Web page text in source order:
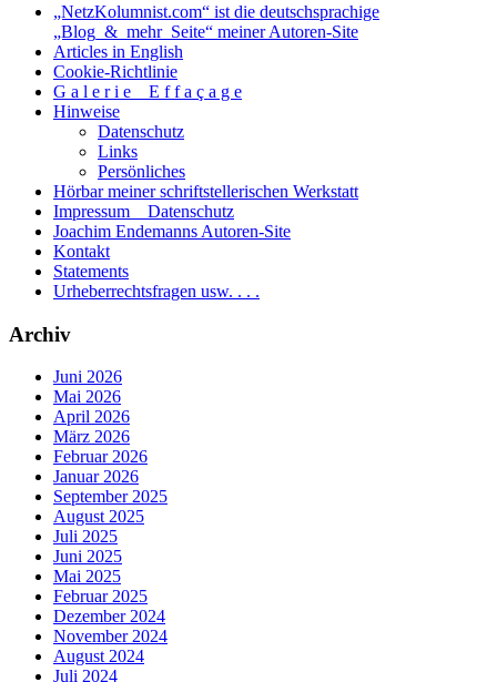
„NetzKolumnist.com“ ist die deutschsprachige
„Blog_&_mehr_Seite“ meiner Autoren-Site
Articles in English
Cookie-Richtlinie
G a l e r i e _ E f f a ç a g e
Hinweise
Datenschutz
Links
Persönliches
Hörbar meiner schriftstellerischen Werkstatt
Impressum _ Datenschutz
Joachim Endemanns Autoren-Site
Kontakt
Statements
Urheberrechtsfragen usw. . . .
Archiv
Juni 2026
Mai 2026
April 2026
März 2026
Februar 2026
Januar 2026
September 2025
August 2025
Juli 2025
Juni 2025
Mai 2025
Februar 2025
Dezember 2024
November 2024
August 2024
Juli 2024